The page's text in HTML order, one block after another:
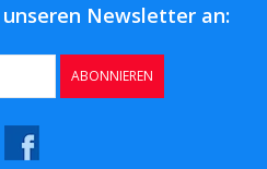
Newsletter an:
ABONNIEREN